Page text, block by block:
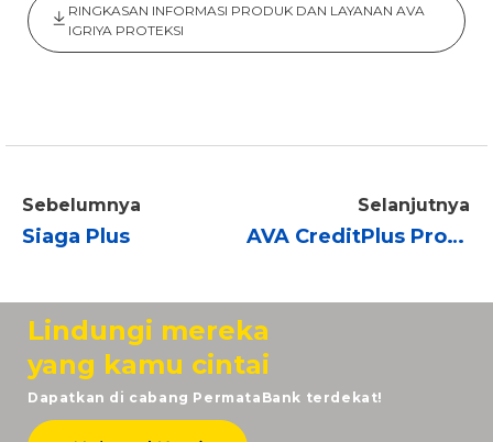
RINGKASAN INFORMASI PRODUK DAN LAYANAN AVA
IGRIYA PROTEKSI
Sebelumnya
Siaga Plus
Selanjutnya
AVA CreditPlus Protection
Lindungi mereka
yang kamu cintai
Dapatkan di cabang PermataBank terdekat!